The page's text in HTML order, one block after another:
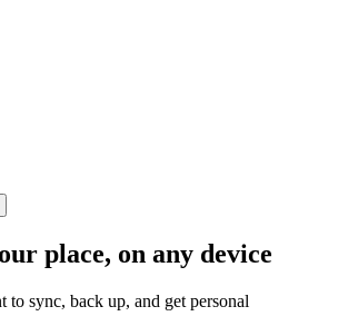
place, on any device
to sync, back up, and get personal